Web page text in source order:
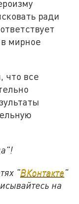
ради
мирное
что все
"ВКонтакте"
на